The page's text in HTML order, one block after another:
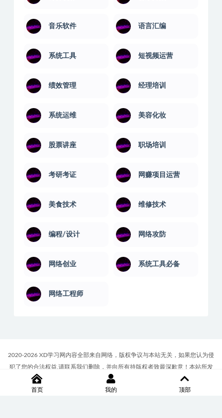
音乐软件 语言汇编
系统工具 短视频运营
绩效管理 经理培训
系统运维 美容化妆
股票讲座 职场培训
考研考证 网赚项目运营
美食技术 维修技术
编程/设计 网络攻防
网络创业 系统工具必备
网络工程师
2020-2026 XD学习网内容全部来自网络，版权争议与本站无关，如果您认为侵
犯了您的合法权益,请联系我们删除，并向所有持版权者致最深歉意！本站所发
布的一切学习教程、软件等资料仅限用于学习体验和研究目的；请自觉下载后
24小时内删除，如果您喜欢该资料，请支持正版！商务合作或版权联系邮箱
首页 我的 顶部